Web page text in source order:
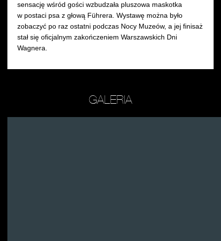
sensację wśród gości wzbudzała pluszowa maskotka
w postaci psa z głową Führera. Wystawę można było
zobaczyć po raz ostatni podczas Nocy Muzeów, a jej finisaż
stał się oficjalnym zakończeniem Warszawskich Dni
Wagnera.
GALERIA